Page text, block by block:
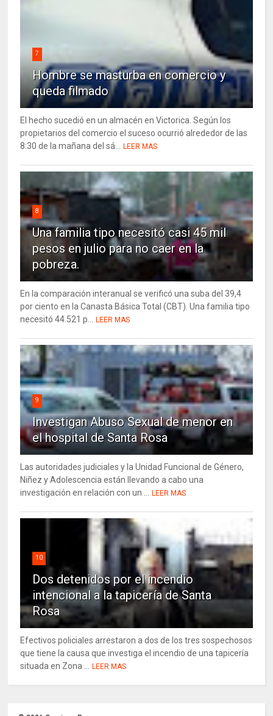
7
Hombre se masturba en comercio y
queda filmado
El hecho sucedió en un almacén en Victorica. Según los
propietarios del comercio el suceso ocurrió alrededor de las
8:30 de la mañana del sá...
LEER MAS
8
Una familia tipo necesitó casi 45 mil
pesos en julio para no caer en la
pobreza.
En la comparación interanual se verificó una suba del 39,4
por ciento en la Canasta Básica Total (CBT). Una familia tipo
necesitó 44.521 p...
LEER MAS
9
Investigan Abuso Sexual de menor en
el hospital de Santa Rosa
Las autoridades judiciales y la Unidad Funcional de Género,
Niñez y Adolescencia están llevando a cabo una
investigación en relación con un ...
LEER MAS
10
Dos detenidos por el incendio
intencional a la tapicería de Santa
Rosa
Efectivos policiales arrestaron a dos de los tres sospechosos
que tiene la causa que investiga el incendio de una tapicería
situada en Zona ...
LEER MAS